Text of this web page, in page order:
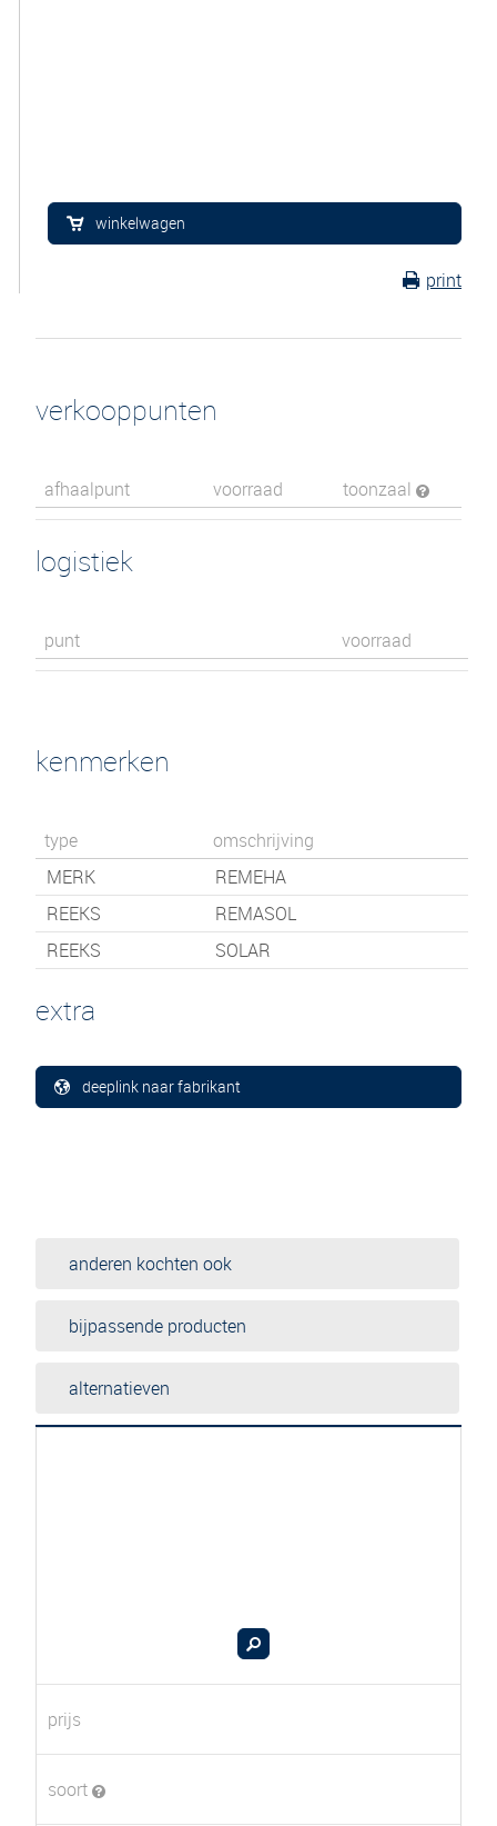
winkelwagen
print
verkooppunten
afhaalpunt voorraad toonzaal
logistiek
punt voorraad
kenmerken
type
omschrijving
MERK
REMEHA
REEKS
REMASOL
REEKS
SOLAR
extra
deeplink naar fabrikant
anderen kochten ook
bijpassende producten
alternatieven
prijs
soort